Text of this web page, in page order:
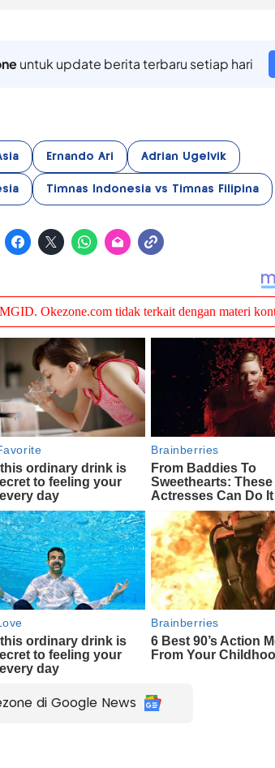
untuk update berita terbaru setiap hari
Ernando Ari Adrian Ugelvik
Timnas Indonesia vs Timnas Filipina
di Google News